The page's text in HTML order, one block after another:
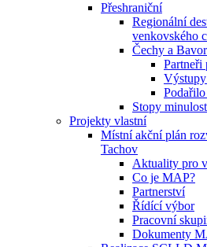
Přeshraniční
Regionální
venkovského
Čechy a
Partneři
Podařilo
Stopy
Projekty vlastní
Místní akční plán
Tachov
Aktuality pro
Co je MAP?
Partnerství
Řídící výbor
Pracovní
Dokumenty